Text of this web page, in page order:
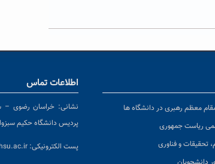
معظم رهبری در دانشگاه ها
ریاست جمهوری
تحقیقات و فناوری
اطلاعات تماس
نشانی: خراسان رضوی –
پردیس دانشگاه حکیم
پست الکترونیکی: